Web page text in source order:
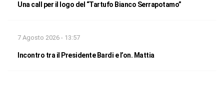
Una call per il logo del “Tartufo Bianco Serrapotamo”
7 Agosto 2026 - 13:57
Incontro tra il Presidente Bardi e l’on. Mattia